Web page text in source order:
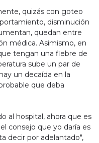
quizás con goteo
disminución
quedan entre
médica. Asimismo, en
tengan una fiebre de
sube un par de
un decaída en la
que deba
al hospital, ahora que es
consejo que yo daría es
decir por adelantado",